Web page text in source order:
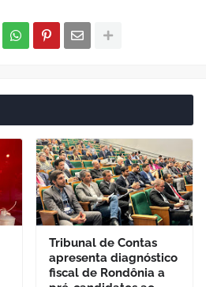
Tribunal de Contas
apresenta diagnóstico
fiscal de Rondônia a